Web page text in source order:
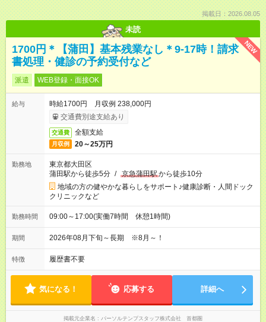
掲載日：2026.08.05
未読
NEW
1700円＊【蒲田】基本残業なし＊9-17時！請求
書処理・健診の予約受付など
派遣 WEB登録・面接OK
給与
時給1700円 月収例 238,000円
交通費別途支給あり
交通費 全額支給
月収例 20～25万円
勤務地
東京都大田区
蒲田駅から徒歩5分 / 京急蒲田駅から徒歩10分
地域の方の健やかな暮らしをサポート♪健康診断・人間ドック
クリニックなど
勤務時間 09:00～17:00(実働7時間 休憩1時間)
期間 2026年08月下旬～長期 ※8月～！
特徴 履歴書不要
気になる！ 応募する 詳細へ
掲載元企業名 パーソルテンプスタッフ株式会社 首都圏